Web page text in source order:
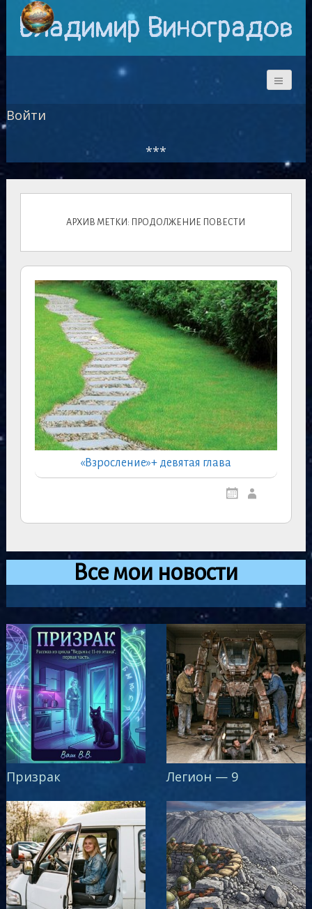
Владимир Виноградов
Войти
***
АРХИВ МЕТКИ: ПРОДОЛЖЕНИЕ ПОВЕСТИ
«Взросление»+ девятая глава
Все мои новости
Призрак Легион — 9